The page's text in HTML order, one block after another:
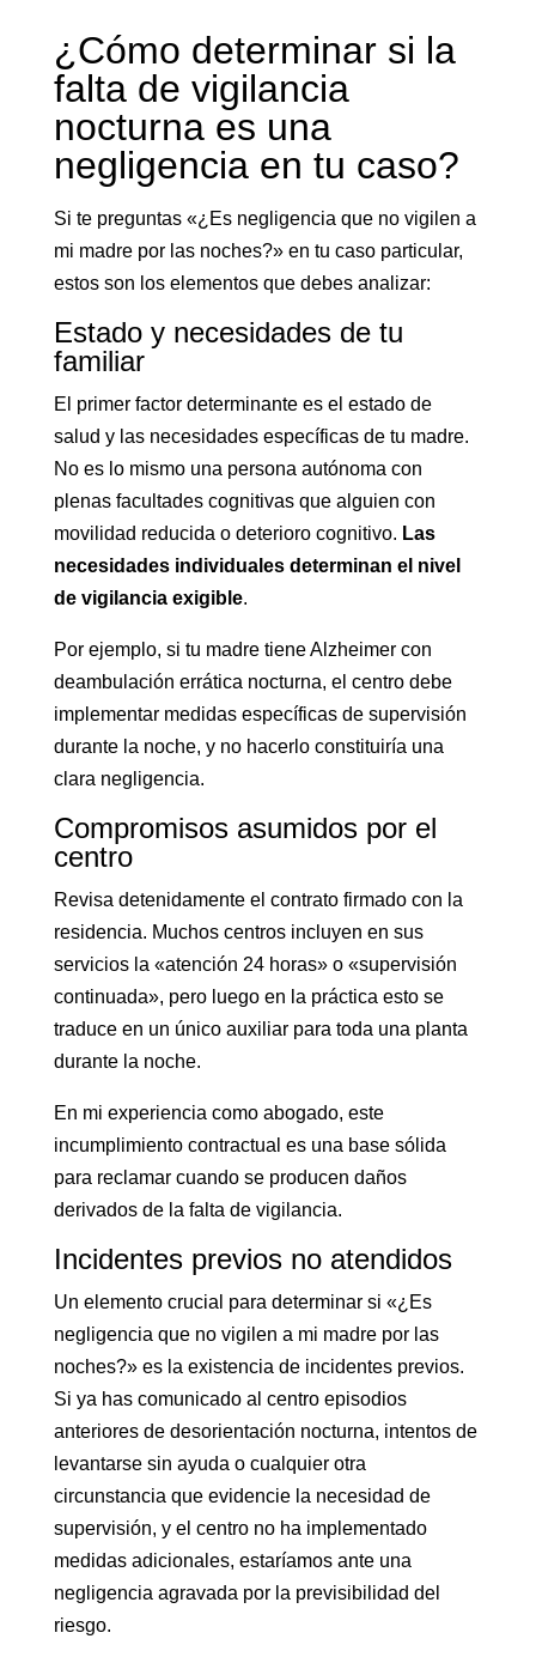
¿Cómo determinar si la
falta de vigilancia
nocturna es una
negligencia en tu caso?
Si te preguntas «¿Es negligencia que no vigilen a
mi madre por las noches?» en tu caso particular,
estos son los elementos que debes analizar:
Estado y necesidades de tu
familiar
El primer factor determinante es el estado de
salud y las necesidades específicas de tu madre.
No es lo mismo una persona autónoma con
plenas facultades cognitivas que alguien con
movilidad reducida o deterioro cognitivo. Las
necesidades individuales determinan el nivel
de vigilancia exigible.
Por ejemplo, si tu madre tiene Alzheimer con
deambulación errática nocturna, el centro debe
implementar medidas específicas de supervisión
durante la noche, y no hacerlo constituiría una
clara negligencia.
Compromisos asumidos por el
centro
Revisa detenidamente el contrato firmado con la
residencia. Muchos centros incluyen en sus
servicios la «atención 24 horas» o «supervisión
continuada», pero luego en la práctica esto se
traduce en un único auxiliar para toda una planta
durante la noche.
En mi experiencia como abogado, este
incumplimiento contractual es una base sólida
para reclamar cuando se producen daños
derivados de la falta de vigilancia.
Incidentes previos no atendidos
Un elemento crucial para determinar si «¿Es
negligencia que no vigilen a mi madre por las
noches?» es la existencia de incidentes previos.
Si ya has comunicado al centro episodios
anteriores de desorientación nocturna, intentos de
levantarse sin ayuda o cualquier otra
circunstancia que evidencie la necesidad de
supervisión, y el centro no ha implementado
medidas adicionales, estaríamos ante una
negligencia agravada por la previsibilidad del
riesgo.